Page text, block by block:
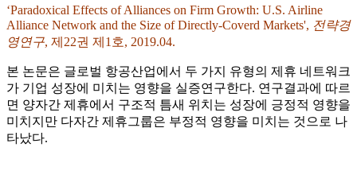
‘Paradoxical Effects of Alliances on Firm Growth: U.S. Airline
Alliance Network and the Size of Directly-Coverd Markets', 전략경
영연구, 제22권 제1호, 2019.04.
본 논문은 글로벌 항공산업에서 두 가지 유형의 제휴 네트워크
가 기업 성장에 미치는 영향을 실증연구한다. 연구결과에 따르
면 양자간 제휴에서 구조적 틈새 위치는 성장에 긍정적 영향을
미치지만 다자간 제휴그룹은 부정적 영향을 미치는 것으로 나
타났다.